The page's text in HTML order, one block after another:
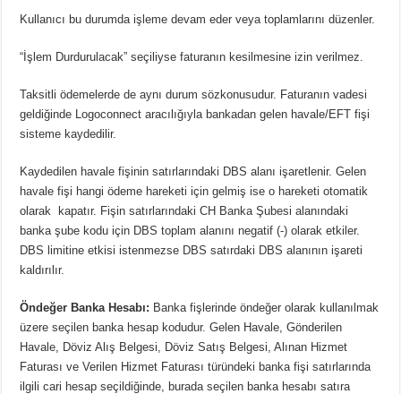
Kullanıcı bu durumda işleme devam eder veya toplamlarını düzenler.
“İşlem Durdurulacak” seçiliyse faturanın kesilmesine izin verilmez.
Taksitli ödemelerde de aynı durum sözkonusudur. Faturanın vadesi
geldiğinde Logoconnect aracılığıyla bankadan gelen havale/EFT fişi
sisteme kaydedilir.
Kaydedilen havale fişinin satırlarındaki DBS alanı işaretlenir. Gelen
havale fişi hangi ödeme hareketi için gelmiş ise o hareketi otomatik
olarak kapatır. Fişin satırlarındaki CH Banka Şubesi alanındaki
banka şube kodu için DBS toplam alanını negatif (-) olarak etkiler.
DBS limitine etkisi istenmezse DBS satırdaki DBS alanının işareti
kaldırılır.
Öndeğer Banka Hesabı: Banka fişlerinde öndeğer olarak kullanılmak
üzere seçilen banka hesap kodudur. Gelen Havale, Gönderilen
Havale, Döviz Alış Belgesi, Döviz Satış Belgesi, Alınan Hizmet
Faturası ve Verilen Hizmet Faturası türündeki banka fişi satırlarında
ilgili cari hesap seçildiğinde, burada seçilen banka hesabı satıra